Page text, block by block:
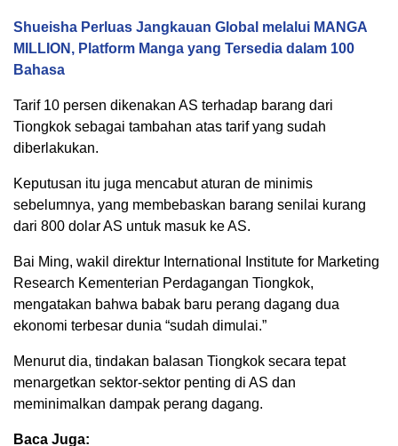
Shueisha Perluas Jangkauan Global melalui MANGA
MILLION, Platform Manga yang Tersedia dalam 100
Bahasa
Tarif 10 persen dikenakan AS terhadap barang dari
Tiongkok sebagai tambahan atas tarif yang sudah
diberlakukan.
Keputusan itu juga mencabut aturan de minimis
sebelumnya, yang membebaskan barang senilai kurang
dari 800 dolar AS untuk masuk ke AS.
Bai Ming, wakil direktur International Institute for Marketing
Research Kementerian Perdagangan Tiongkok,
mengatakan bahwa babak baru perang dagang dua
ekonomi terbesar dunia “sudah dimulai.”
Menurut dia, tindakan balasan Tiongkok secara tepat
menargetkan sektor-sektor penting di AS dan
meminimalkan dampak perang dagang.
Baca Juga: